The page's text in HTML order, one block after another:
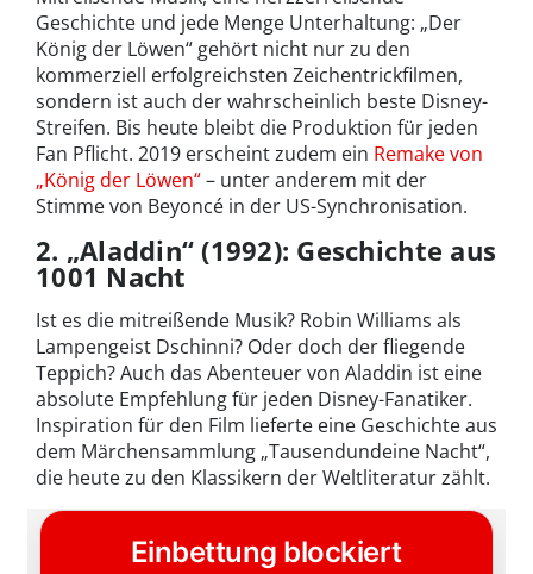
Geschichte und jede Menge Unterhaltung: „Der
König der Löwen“ gehört nicht nur zu den
kommerziell erfolgreichsten Zeichentrickfilmen,
sondern ist auch der wahrscheinlich beste Disney-
Streifen. Bis heute bleibt die Produktion für jeden
Fan Pflicht. 2019 erscheint zudem ein Remake von
„König der Löwen“– unter anderem mit der
Stimme von Beyoncé in der US-Synchronisation.
2. „Aladdin“ (1992): Geschichte aus
1001 Nacht
Ist es die mitreißende Musik? Robin Williams als
Lampengeist Dschinni? Oder doch der fliegende
Teppich? Auch das Abenteuer von Aladdin ist eine
absolute Empfehlung für jeden Disney-Fanatiker.
Inspiration für den Film lieferte eine Geschichte aus
dem Märchensammlung „Tausendundeine Nacht“,
die heute zu den Klassikern der Weltliteratur zählt.